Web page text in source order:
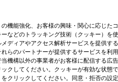
機能強化、お客様の興味・関心に応じ
などのトラッキング技術（クッキー）
ディアやアクセス解析サービスを提供
らのパートナーが提供するサービスを
機構以外の事業者がお客様に配信する
クしてください。クッキーが有効な状
クリックしてください。同意・拒否の設